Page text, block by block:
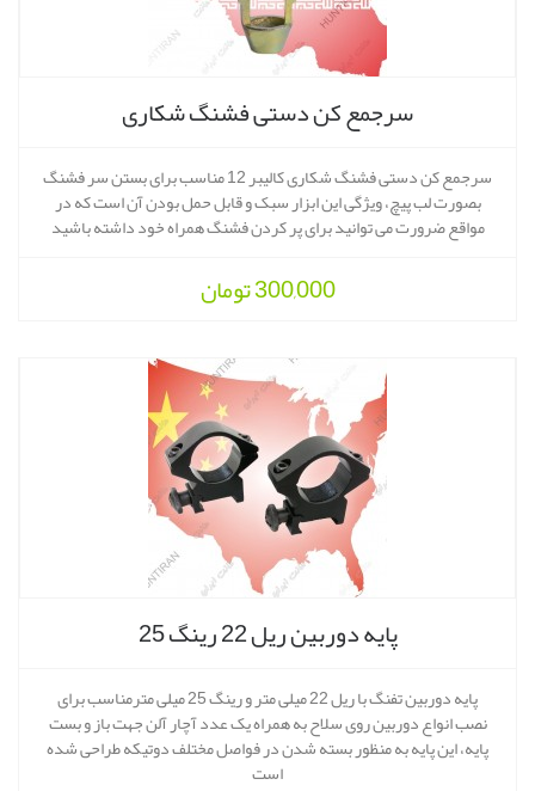
سرجمع کن دستی فشنگ شکاری
سرجمع کن دستی فشنگ شکاری کالیبر 12 مناسب برای بستن سر فشنگ
بصورت لب پیچ، ویژگی این ابزار سبک و قابل حمل بودن آن است که در
مواقع ضرورت می توانید برای پر کردن فشنگ همراه خود داشته باشید
300,000تومان
پایه دوربین ریل 22 رینگ 25
پایه دوربین تفنگ با ریل 22 میلی متر و رینگ 25 میلی مترمناسب برای
نصب انواع دوربین روی سلاح به همراه یک عدد آچار آلن جهت باز و بست
پایه، این پایه به منظور بسته شدن در فواصل مختلف دوتیکه طراحی شده
است